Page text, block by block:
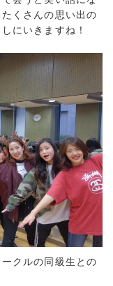
くさんの思い出の
にいきますね！
クルの同級生との